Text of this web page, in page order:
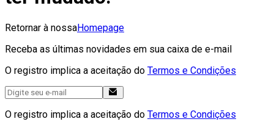
Retornar à nossaHomepage
Receba as últimas novidades em sua caixa de e-mail
O registro implica a aceitação do Termos e Condições
O registro implica a aceitação do Termos e Condições